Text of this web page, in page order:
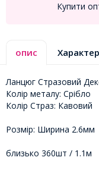
Купити
опис
Ланцюг Стразовий
Колір металу: Срібло
Колір Страз: Кавовий
Розмір: Ширина 2.6мм
близько 360шт / 1.1м